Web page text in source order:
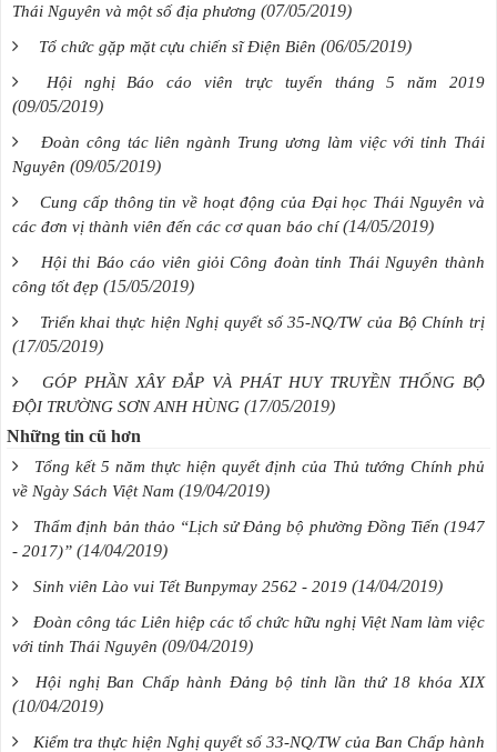
Thái Nguyên và một số địa phương (07/05/2019)
Tổ chức gặp mặt cựu chiến sĩ Điện Biên (06/05/2019)
Hội nghị Báo cáo viên trực tuyến tháng 5 năm 2019
(09/05/2019)
Đoàn công tác liên ngành Trung ương làm việc với tỉnh Thái
Nguyên (09/05/2019)
Cung cấp thông tin về hoạt động của Đại học Thái Nguyên và
các đơn vị thành viên đến các cơ quan báo chí (14/05/2019)
Hội thi Báo cáo viên giỏi Công đoàn tỉnh Thái Nguyên thành
công tốt đẹp (15/05/2019)
Triển khai thực hiện Nghị quyết số 35-NQ/TW của Bộ Chính trị
(17/05/2019)
GÓP PHẦN XÂY ĐẮP VÀ PHÁT HUY TRUYỀN THỐNG BỘ
ĐỘI TRƯỜNG SƠN ANH HÙNG (17/05/2019)
Những tin cũ hơn
Tổng kết 5 năm thực hiện quyết định của Thủ tướng Chính phủ
về Ngày Sách Việt Nam (19/04/2019)
Thẩm định bản thảo “Lịch sử Đảng bộ phường Đồng Tiến (1947
- 2017)” (14/04/2019)
Sinh viên Lào vui Tết Bunpymay 2562 - 2019 (14/04/2019)
Đoàn công tác Liên hiệp các tổ chức hữu nghị Việt Nam làm việc
với tỉnh Thái Nguyên (09/04/2019)
Hội nghị Ban Chấp hành Đảng bộ tỉnh lần thứ 18 khóa XIX
(10/04/2019)
Kiểm tra thực hiện Nghị quyết số 33-NQ/TW của Ban Chấp hành